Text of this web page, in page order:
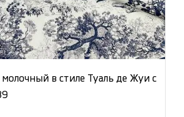
в стиле Туаль де Жуи с